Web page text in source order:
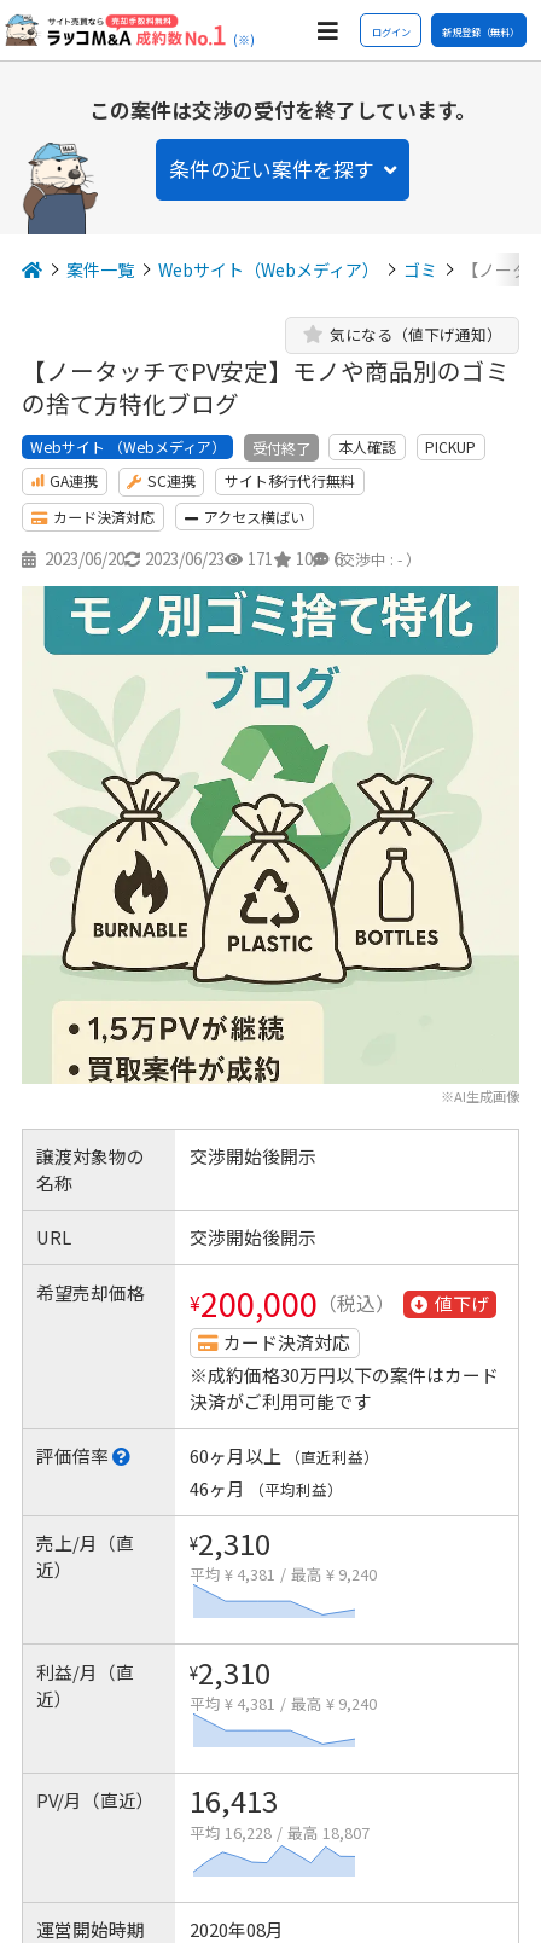
(※) ログイン 新規登録（無料）
この案件は交渉の受付を終了しています。
条件の近い案件を探す
案件一覧 Webサイト（Webメディア） ゴミ 【ノー
【ノータッチでPV安定】モノや商品別のゴミ
の捨て方特化ブログ
気になる（値下げ通知）
Webサイト （Webメディア） 受付終了 本人確認
PICKUP
GA連携
SC連携
サイト移行代行無料
カード決済対応
アクセス横ばい
2023/06/20 2023/06/23 171 10 6
（交渉中 : - ）
※AI生成画像
譲渡対象物の
名称
交渉開始後開示
URL 交渉開始後開示
希望売却価格 ¥200,000 （税込）
値下げ
カード決済対応
※成約価格30万円以下の案件はカード
決済がご利用可能です
評価倍率 60ヶ月以上 （直近利益）
46ヶ月 （平均利益）
売上/月（直
近）
¥2,310
平均 ¥ 4,381 / 最高 ¥ 9,240
利益/月（直
近）
¥2,310
平均 ¥ 4,381 / 最高 ¥ 9,240
PV/月（直近） 16,413
平均 16,228 / 最高 18,807
運営開始時期 2020年08月